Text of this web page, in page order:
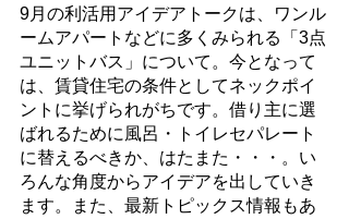
9月の利活用アイデアトークは、ワンル
ームアパートなどに多くみられる「3点
ユニットバス」について。今となって
は、賃貸住宅の条件としてネックポイ
ントに挙げられがちです。借り主に選
ばれるために風呂・トイレセパレート
に替えるべきか、はたまた・・・。い
ろんな角度からアイデアを出していき
ます。また、最新トピックス情報もあ